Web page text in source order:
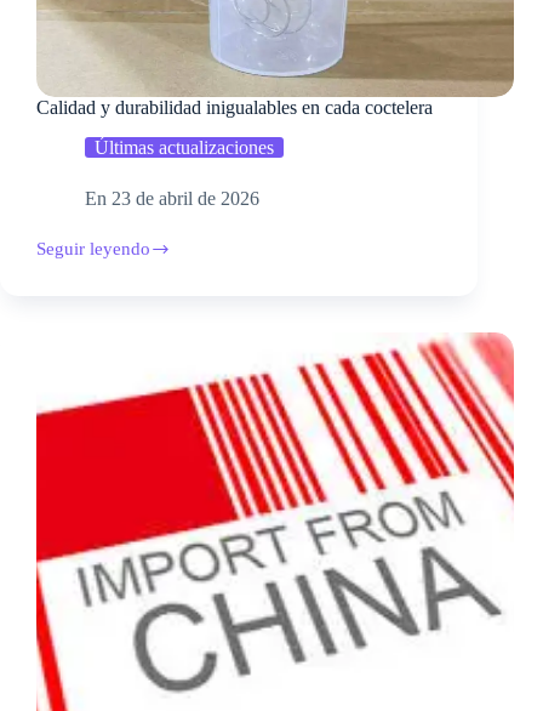
Calidad y durabilidad inigualables en cada coctelera
Últimas actualizaciones
En 23 de abril de 2026
Seguir leyendo